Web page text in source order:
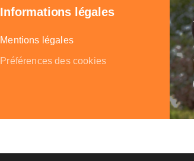
Informations légales
Mentions légales
Préférences des cookies